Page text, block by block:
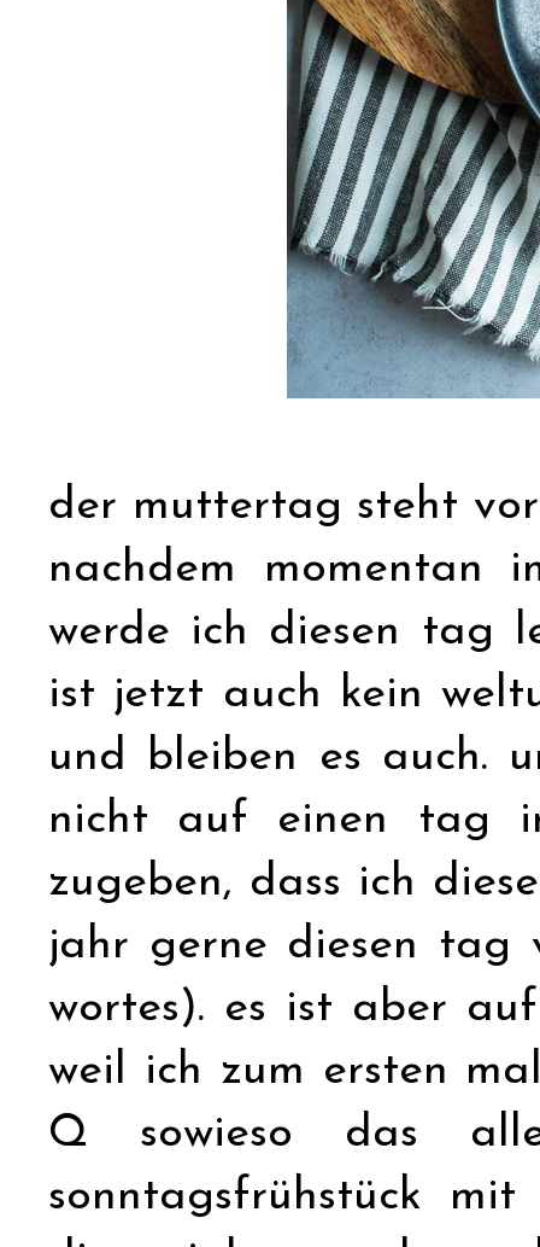
der muttertag steht
nachdem momentan
werde ich diesen tag
ist jetzt auch kein
und bleiben es auch.
nicht auf einen tag
zugeben, dass ich
jahr gerne diesen tag
wortes). es ist aber
weil ich zum ersten
Q sowieso das
sonntagsfrühstück